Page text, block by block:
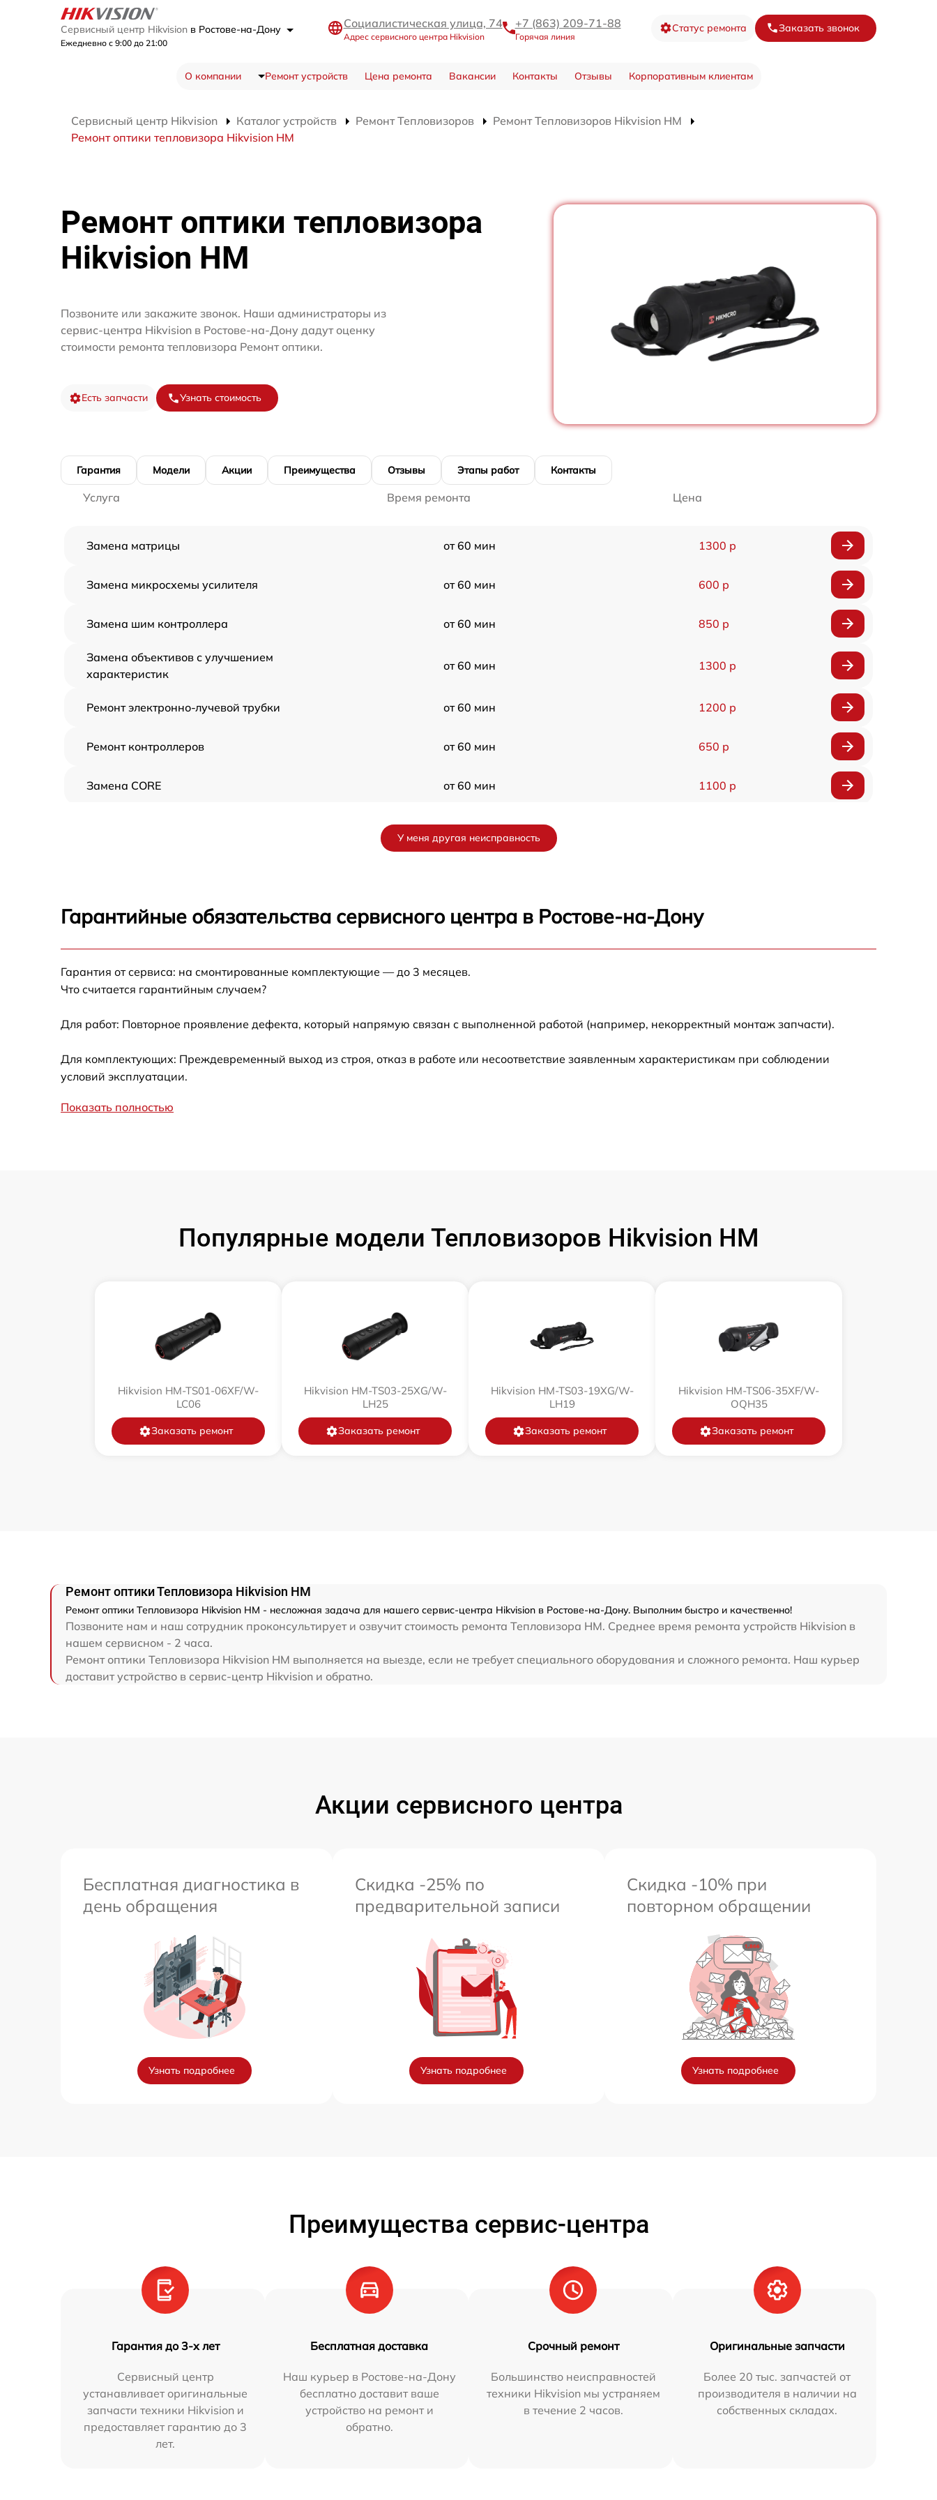
Сервисный центр Hikvision в Ростове-на-Дону
Ежедневно с 9:00 до 21:00
Социалистическая улица, 74
Адрес сервисного центра Hikvision
+7 (863) 209-71-88
Горячая линия
Статус ремонта Заказать звонок
О компании Ремонт устройств Цена ремонта Вакансии Контакты Отзывы Корпоративным клиентам
Сервисный центр Hikvision Каталог устройств Ремонт Тепловизоров
Ремонт Тепловизоров Hikvision HM
Ремонт оптики тепловизора Hikvision HM
Ремонт оптики тепловизора
Hikvision HM
Позвоните или закажите звонок. Наши администраторы из
сервис-центра Hikvision в Ростове-на-Дону дадут оценку
стоимости ремонта тепловизора Ремонт оптики.
Есть запчасти Узнать стоимость
Гарантия Модели Акции Преимущества Отзывы Этапы работ Контакты
Услуга Время ремонта Цена
Замена матрицы от 60 мин 1300 р
Замена микросхемы усилителя от 60 мин 600 р
Замена шим контроллера от 60 мин 850 р
Замена объективов с улучшением
характеристик
от 60 мин 1300 р
Ремонт электронно-лучевой трубки от 60 мин 1200 р
Ремонт контроллеров от 60 мин 650 р
Замена CORE от 60 мин 1100 р
от 60 мин
Ремонт встроенного дальнометра и
других устройств
Замена микросхемы логики от 60 мин 450 р
Замена ключей управления от 60 мин 590 р
Ремонт цепи питания
Прошивка (Обновление ПО) 450 р
(восстановление)
Восстановление после попадания влаги от 60 мин 850 р
У меня другая неисправность
Гарантийные обязательства сервисного центра в Ростове-на-Дону
Гарантия от сервиса: на смонтированные комплектующие — до 3 месяцев.
Что считается гарантийным случаем?
Для работ: Повторное проявление дефекта, который напрямую связан с выполненной работой (например, некорректный монтаж запчасти).
Для комплектующих: Преждевременный выход из строя, отказ в работе или несоответствие заявленным характеристикам при соблюдении
условий эксплуатации.
Показать полностью
Популярные модели Тепловизоров Hikvision HM
Hikvision HM-TS01-06XF/W-
LC06
Заказать ремонт
Hikvision HM-TS03-25XG/W-
LH25
Заказать ремонт
Hikvision HM-TS03-19XG/W-
LH19
Заказать ремонт
Hikvision HM-TS06-35XF/W-
OQH35
Заказать ремонт
Ремонт оптики Тепловизора Hikvision HM
Ремонт оптики Тепловизора Hikvision HM - несложная задача для нашего сервис-центра Hikvision в Ростове-на-Дону. Выполним быстро и качественно!
Позвоните нам и наш сотрудник проконсультирует и озвучит стоимость ремонта Тепловизора HM. Среднее время ремонта устройств Hikvision в
нашем сервисном - 2 часа.
Ремонт оптики Тепловизора Hikvision HM выполняется на выезде, если не требует специального оборудования и сложного ремонта. Наш курьер
доставит устройство в сервис-центр Hikvision и обратно.
Акции сервисного центра
Бесплатная диагностика в
день обращения
Узнать подробнее
Скидка -25% по
предварительной записи
Узнать подробнее
Скидка -10% при
повторном обращении
Узнать подробнее
Преимущества сервис-центра
Гарантия до 3-х лет
Сервисный центр
устанавливает оригинальные
запчасти техники Hikvision и
предоставляет гарантию до 3
лет.
Бесплатная доставка
Наш курьер в Ростове-на-Дону
бесплатно доставит ваше
устройство на ремонт и
обратно.
Срочный ремонт
Большинство неисправностей
техники Hikvision мы устраняем
в течение 2 часов.
Оригинальные запчасти
Более 20 тыс. запчастей от
производителя в наличии на
собственных складах.